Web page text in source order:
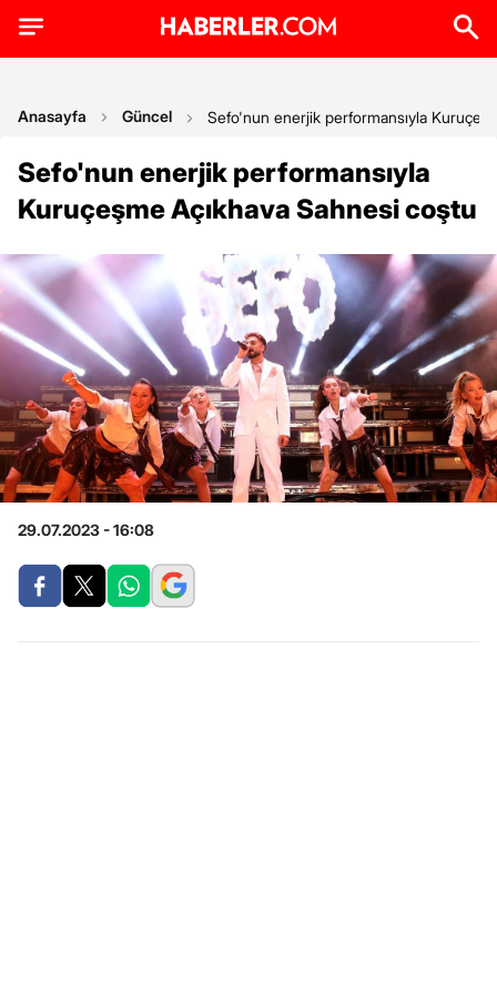
Anasayfa Güncel Sefo'nun enerjik performansıyla
Sefo'nun enerjik performansıyla
Kuruçeşme Açıkhava Sahnesi coştu
29.07.2023 - 16:08